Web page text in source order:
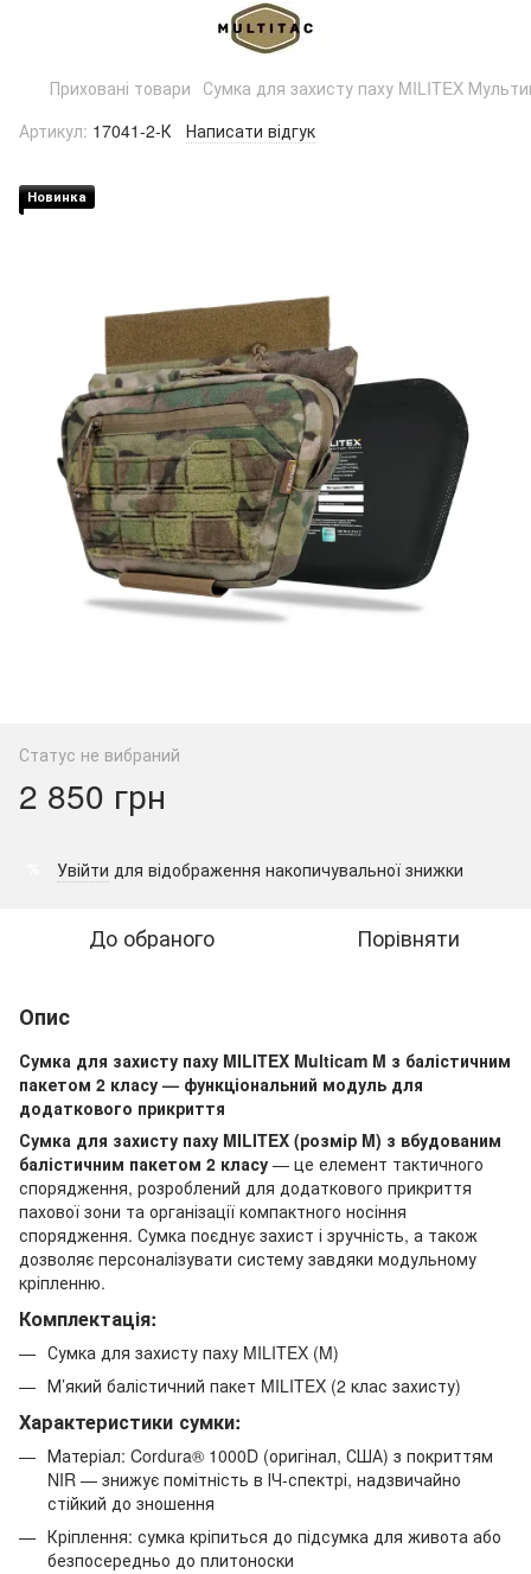
Приховані товари Сумка для захисту паху MILITEX
Артикул: 17041-2-К Написати відгук
Новинка
Статус не вибраний
2 850 грн
Увійти для відображення накопичувальної знижки
До обраного Порівняти
Опис
Сумка для захисту паху MILITEX Multicam M з балістичним
пакетом 2 класу — функціональний модуль для
додаткового прикриття
Сумка для захисту паху MILITEX (розмір M) з вбудованим
балістичним пакетом 2 класу — це елемент тактичного
спорядження, розроблений для додаткового прикриття
пахової зони та організації компактного носіння
спорядження. Сумка поєднує захист і зручність, а також
дозволяє персоналізувати систему завдяки модульному
кріпленню.
Комплектація:
Сумка для захисту паху MILITEX (M)
М’який балістичний пакет MILITEX (2 клас захисту)
Характеристики сумки:
Матеріал: Cordura® 1000D (оригінал, США) з покриттям
NIR — знижує помітність в ІЧ-спектрі, надзвичайно
стійкий до зношення
Кріплення: сумка кріпиться до підсумка для живота або
безпосередньо до плитоноски